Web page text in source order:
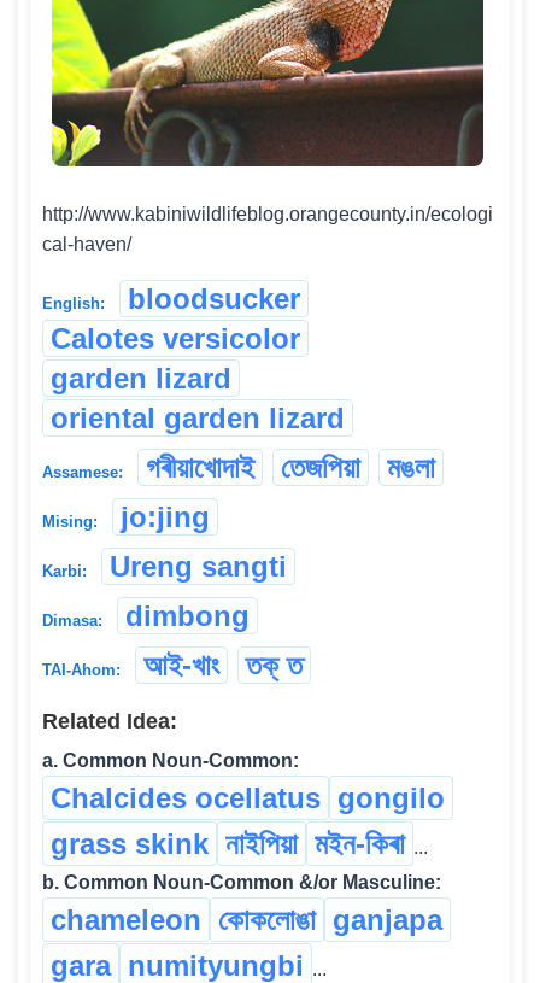
http://www.kabiniwildlifeblog.orangecounty.in/ecologi
cal-haven/
English:
bloodsucker
Calotes versicolor
garden lizard
oriental garden lizard
Assamese: গৰীয়াখোদাই তেজপিয়া মঙলা
Mising: jo:jing
Karbi: Ureng sangti
Dimasa: dimbong
TAI-Ahom: আই-খাং তক্ ত
Related Idea:
a. Common Noun-Common:
Chalcides ocellatus gongilo
grass skink নাইপিয়া মইন-কিৰা ...
b. Common Noun-Common &/or Masculine:
chameleon কোকলোঙা ganjapa
gara numityungbi ...